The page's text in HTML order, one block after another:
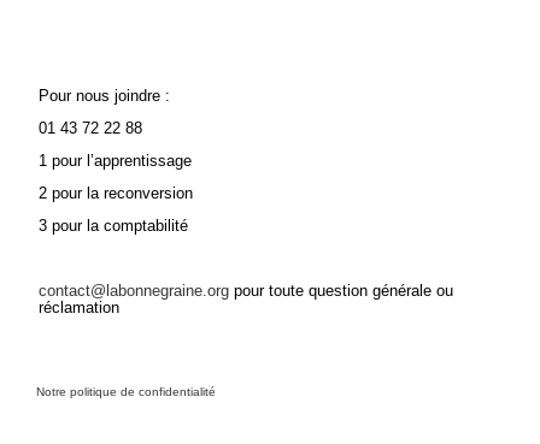
Pour nous joindre :
01 43 72 22 88
1 pour l’apprentissage
2 pour la reconversion
3 pour la comptabilité
contact@labonnegraine.org pour toute question générale ou
réclamation
Notre politique de confidentialité